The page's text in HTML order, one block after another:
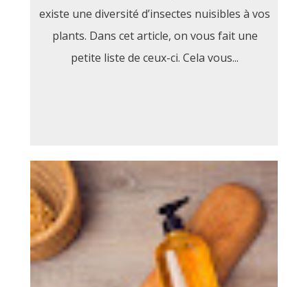
existe une diversité d’insectes nuisibles à vos
plants. Dans cet article, on vous fait une
petite liste de ceux-ci. Cela vous...